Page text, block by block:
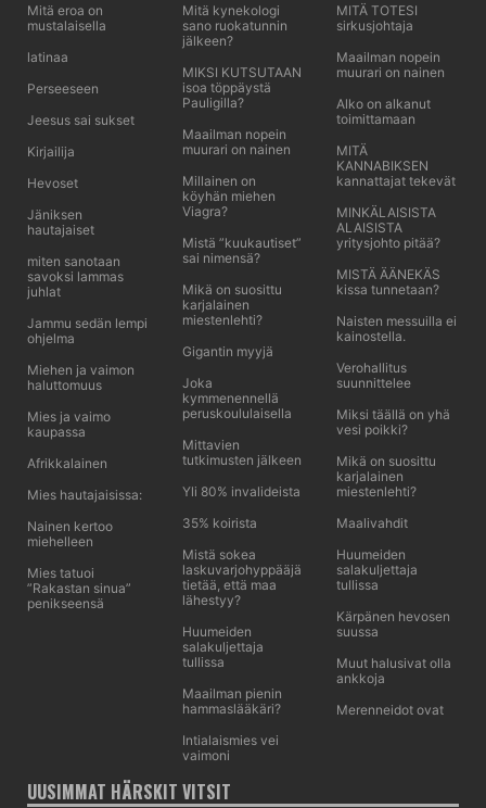
Mitä eroa on
mustalaisella
latinaa
Perseeseen
Jeesus sai sukset
Kirjailija
Hevoset
Jäniksen
hautajaiset
miten sanotaan
savoksi lammas
juhlat
Jammu sedän lempi
ohjelma
Miehen ja vaimon
haluttomuus
Mies ja vaimo
kaupassa
Afrikkalainen
Mies hautajaisissa:
Nainen kertoo
miehelleen
Mies tatuoi
”Rakastan sinua”
penikseensä
Mitä kynekologi
sano ruokatunnin
jälkeen?
MIKSI KUTSUTAAN
isoa töppäystä
Pauligilla?
Maailman nopein
muurari on nainen
Millainen on
köyhän miehen
Viagra?
Mistä ”kuukautiset”
sai nimensä?
Mikä on suosittu
karjalainen
miestenlehti?
Gigantin myyjä
Joka
kymmenennellä
peruskoululaisella
Mittavien
tutkimusten jälkeen
Yli 80% invalideista
35% koirista
Mistä sokea
laskuvarjohyppääjä
tietää, että maa
lähestyy?
Huumeiden
salakuljettaja
tullissa
Maailman pienin
hammaslääkäri?
Intialaismies vei
vaimoni
MITÄ TOTESI
sirkusjohtaja
Maailman nopein
muurari on nainen
Alko on alkanut
toimittamaan
MITÄ
KANNABIKSEN
kannattajat tekevät
MINKÄLAISISTA
ALAISISTA
yritysjohto pitää?
MISTÄ ÄÄNEKÄS
kissa tunnetaan?
Naisten messuilla ei
kainostella.
Verohallitus
suunnittelee
Miksi täällä on yhä
vesi poikki?
Mikä on suosittu
karjalainen
miestenlehti?
Maalivahdit
Huumeiden
salakuljettaja
tullissa
Kärpänen hevosen
suussa
Muut halusivat olla
ankkoja
Merenneidot ovat
UUSIMMAT HÄRSKIT VITSIT